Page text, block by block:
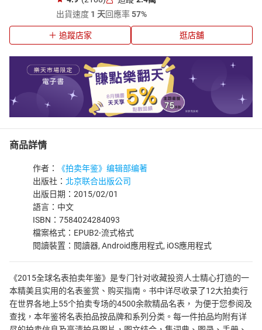
出貨速度 1 天回應率57%
追蹤店家 逛店舖
商品詳情
作者：
《拍卖年鉴》编辑部编著
出版社： 北京联合出版公司
出版日期：2015/02/01
語言：中文
ISBN：7584024284093
檔案格式：EPUB2-流式格式
閱讀裝置：閱讀器, Android應用程式, iOS應用程式
《2015全球名表拍卖年鉴》是专门针对收藏投资人士精心打造的一
本精美且实用的名表鉴赏、购买指南。书中详尽收录了12大拍卖行
在世界各地上55个拍卖专场的4500余款精品名表， 为便于您参阅及
查找，本年鉴将名表拍品按品牌和系列分类。每一件拍品均附有详